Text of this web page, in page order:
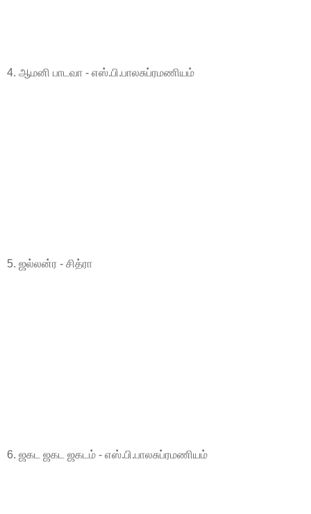
4. ஆமனி பாடவா - எஸ்.பி.பாலசுப்ரமணியம்
5. ஜல்லன்ர - சித்ரா
6. ஜகட ஜகட ஜகடம் - எஸ்.பி.பாலசுப்ரமணியம்